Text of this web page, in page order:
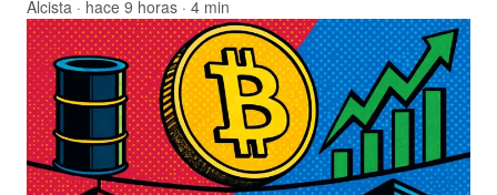
Alcista · hace 9 horas · 4 min